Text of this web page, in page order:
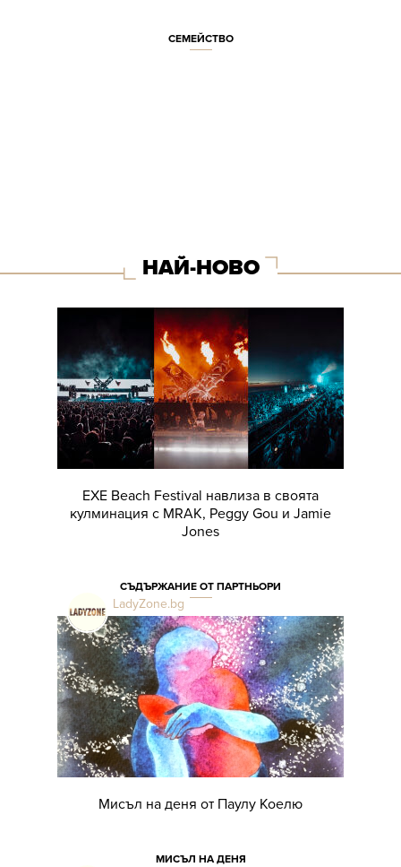
СЕМЕЙСТВО
НАЙ-НОВО
EXE Beach Festival навлиза в своята
кулминация с MRAK, Peggy Gou и Jamie
Jones
СЪДЪРЖАНИЕ ОТ ПАРТНЬОРИ
LadyZone.bg
Мисъл на деня от Паулу Коелю
МИСЪЛ НА ДЕНЯ